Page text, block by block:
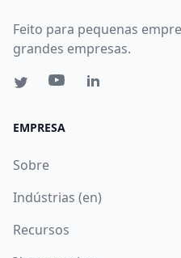
Feito para pequenas
grandes empresas.
EMPRESA
Sobre
Indústrias (en)
Recursos